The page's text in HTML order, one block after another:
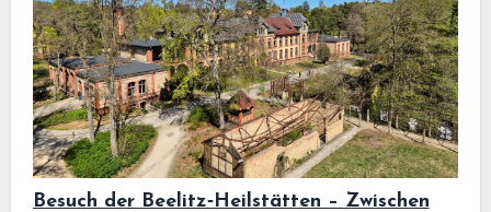
Besuch der Beelitz‑Heilstätten – Zwischen